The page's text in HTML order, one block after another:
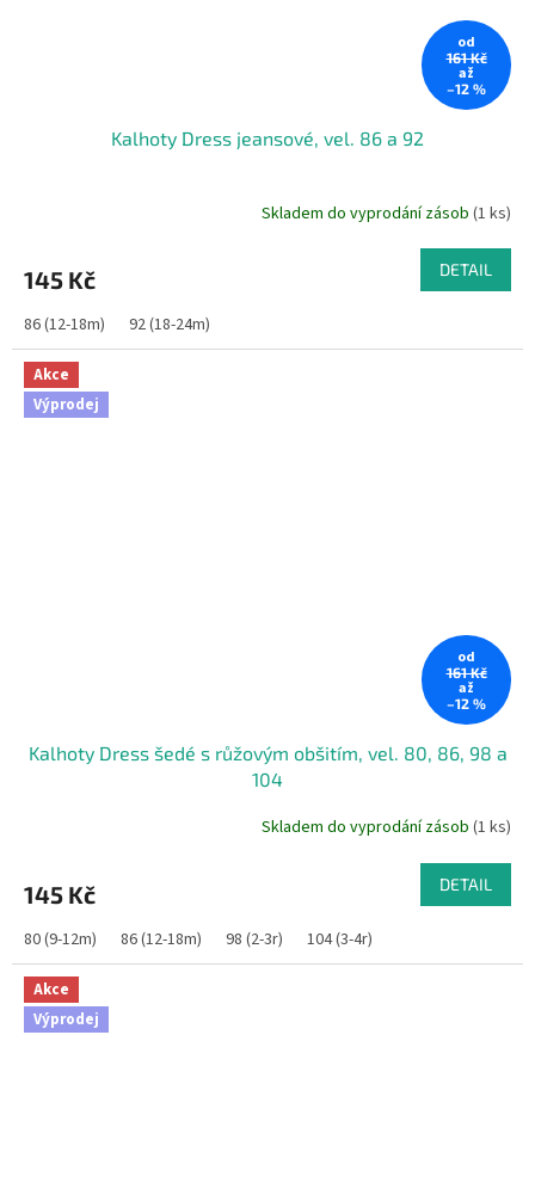
od
161 Kč
až
–12 %
Kalhoty Dress jeansové, vel. 86 a 92
Skladem do vyprodání zásob (1 ks)
145 Kč DETAIL
86 (12-18m) 92 (18-24m)
Akce
Výprodej
od
161 Kč
až
–12 %
Kalhoty Dress šedé s růžovým obšitím, vel. 80, 86, 98 a
104
Skladem do vyprodání zásob (1 ks)
145 Kč DETAIL
80 (9-12m) 86 (12-18m) 98 (2-3r) 104 (3-4r)
Akce
Výprodej